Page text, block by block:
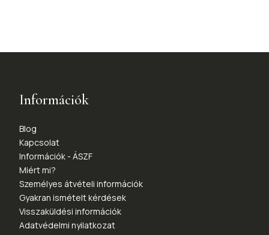
Információk
Blog
Kapcsolat
Információk - ÁSZF
Miért mi?
Személyes átvételi információk
Gyakran ismételt kérdések
Visszaküldési információk
Adatvédelmi nyilatkozat